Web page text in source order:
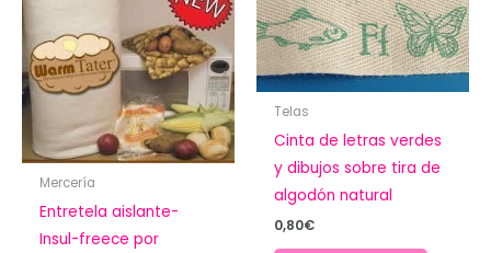
Mercería
Entretela aislante-
Insul-freece por
Telas
Cinta de letras verdes
y dibujos sobre tira de
algodón natural
0,80€